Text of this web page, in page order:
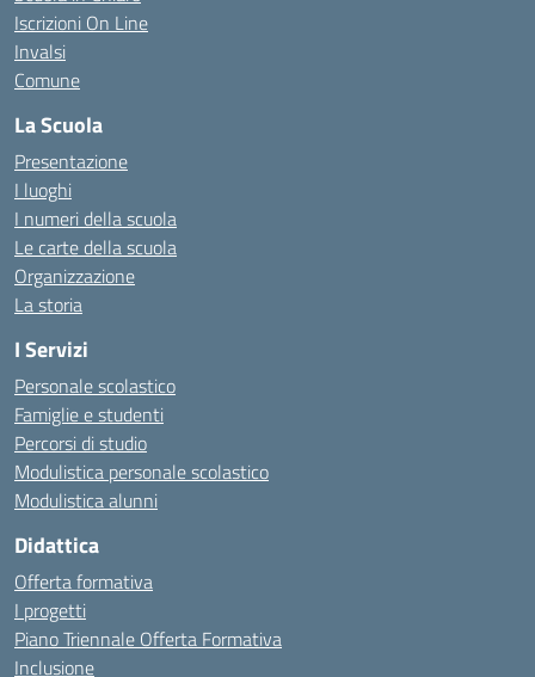
Iscrizioni On Line
Invalsi
Comune
La Scuola
Presentazione
I luoghi
I numeri della scuola
Le carte della scuola
Organizzazione
La storia
I Servizi
Personale scolastico
Famiglie e studenti
Percorsi di studio
Modulistica personale scolastico
Modulistica alunni
Didattica
Offerta formativa
I progetti
Piano Triennale Offerta Formativa
Inclusione